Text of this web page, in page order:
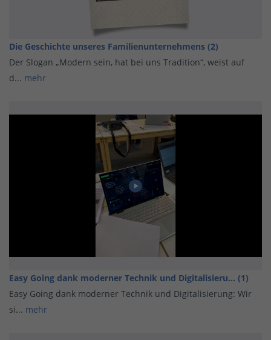
Die Geschichte unseres Familienunternehmens (2)
Der Slogan „Modern sein, hat bei uns Tradition“, weist auf
d... mehr
Easy Going dank moderner Technik und Digitalisieru... (1)
Easy Going dank moderner Technik und Digitalisierung: Wir
si... mehr